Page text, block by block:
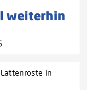
weiterhin
in